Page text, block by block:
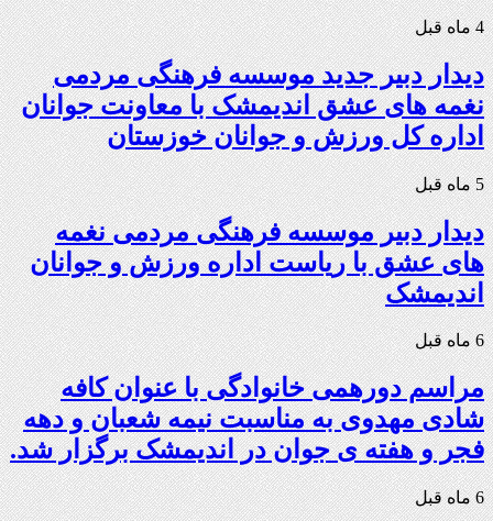
4 ماه قبل
دیدار دبیر جدید موسسه فرهنگی مردمی
نغمه های عشق اندیمشک با معاونت جوانان
اداره کل ورزش و جوانان خوزستان
5 ماه قبل
دیدار دبیر موسسه فرهنگی مردمی نغمه
های عشق با ریاست اداره ورزش و جوانان
اندیمشک
6 ماه قبل
مراسم دورهمی خانوادگی با عنوان کافه
شادی مهدوی به مناسبت نیمه شعبان و دهه
فجر و هفته ی جوان در اندیمشک برگزار شد.
6 ماه قبل